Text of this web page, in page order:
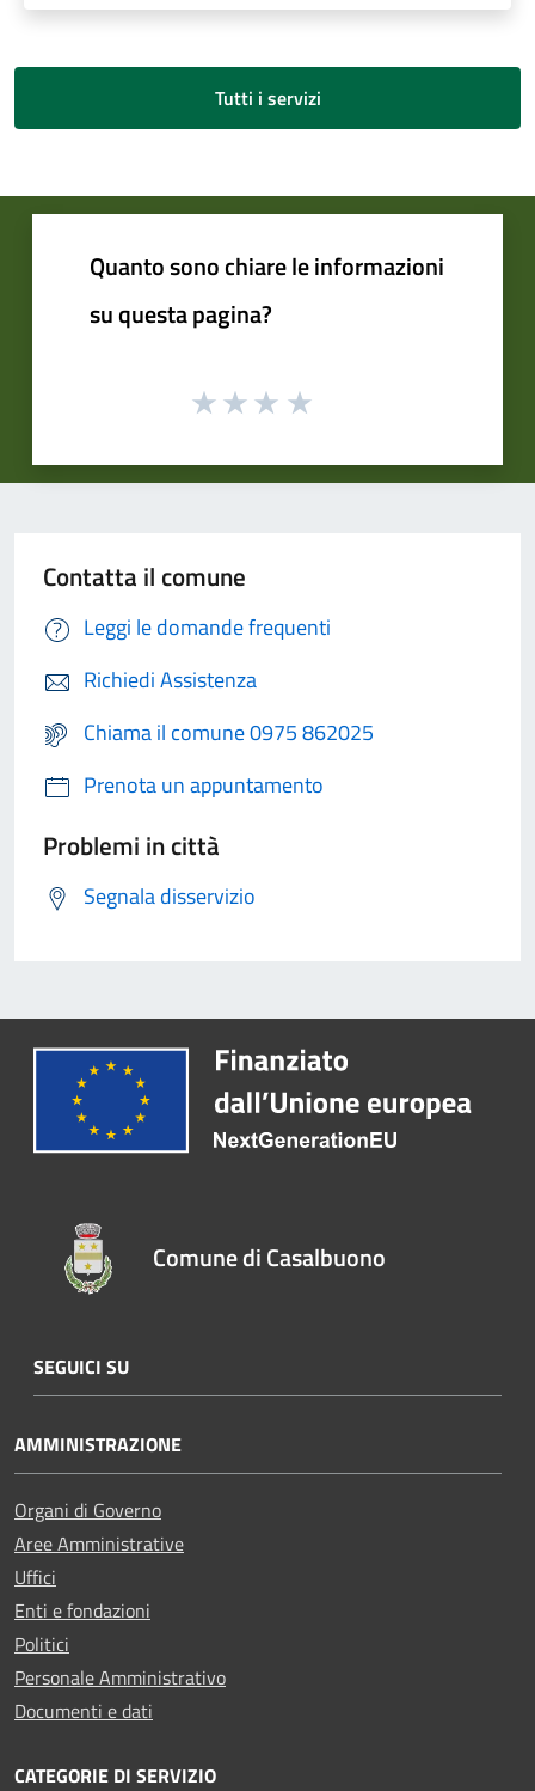
Tutti i servizi
Quanto sono chiare le informazioni
su questa pagina?
Contatta il comune
Leggi le domande frequenti
Richiedi Assistenza
Chiama il comune 0975 862025
Prenota un appuntamento
Problemi in città
Segnala disservizio
Comune di Casalbuono
SEGUICI SU
AMMINISTRAZIONE
Organi di Governo
Aree Amministrative
Uffici
Enti e fondazioni
Politici
Personale Amministrativo
Documenti e dati
CATEGORIE DI SERVIZIO